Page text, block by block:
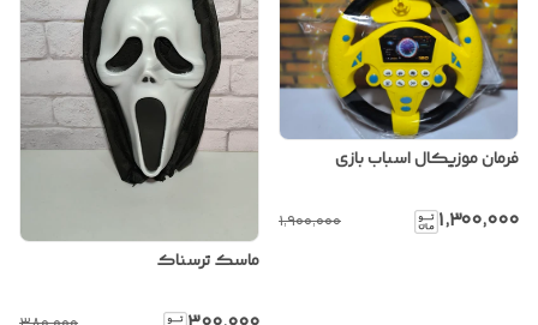
فرمان موزیکال اسباب بازی
۱٬۳۰۰٬۰۰۰ ۱٬۹۰۰٬۰۰۰
ماسک ترسناک